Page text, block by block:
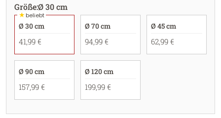
Größe:Ø 30 cm
★beliebt
Ø 30 cm
41,99 €
Ø 70 cm
94,99 €
Ø 45 cm
62,99 €
Ø 90 cm
157,99 €
Ø 120 cm
199,99 €